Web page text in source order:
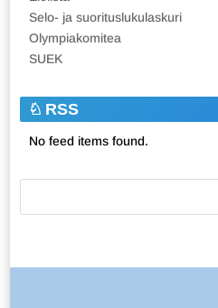
Selo- ja suorituslukulaskuri
Olympiakomitea
SUEK
RSS
No feed items found.